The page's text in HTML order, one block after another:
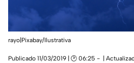
rayo|Pixabay/Ilustrativa
Publicado 11/03/2019 | 🕑 06:25 |